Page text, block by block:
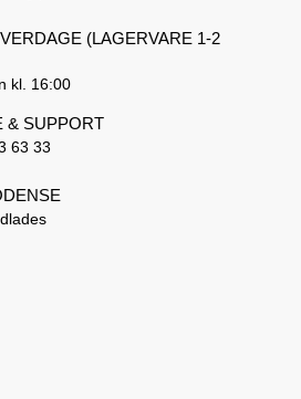
(LAGERVARE 1-2
kl. 16:00
& SUPPORT
63 33